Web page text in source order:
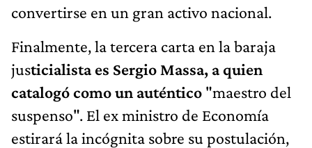
convertirse en un gran activo nacional.
Finalmente, la tercera carta en la baraja
justicialista es Sergio Massa, a quien
catalogó como un auténtico "maestro del
suspenso". El ex ministro de Economía
estirará la incógnita sobre su postulación,